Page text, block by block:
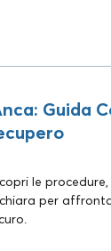
Guida
le
per